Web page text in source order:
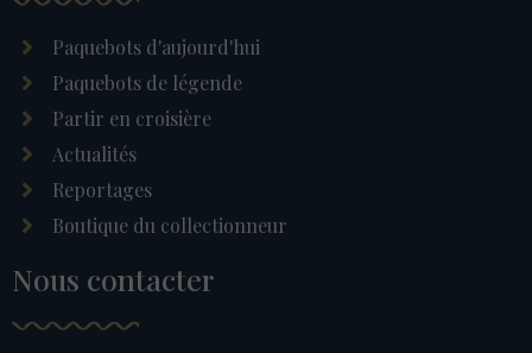
Paquebots d'aujourd'hui
Paquebots de légende
Partir en croisière
Actualités
Reportages
Boutique du collectionneur
Nous contacter